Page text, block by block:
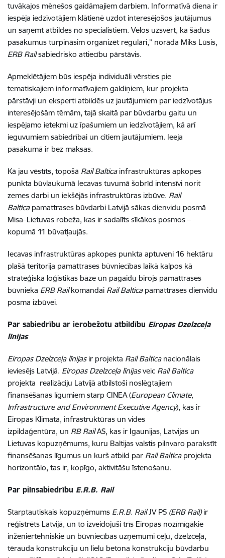
tuvākajos mēnešos gaidāmajiem darbiem. Informatīvā diena ir
iespēja iedzīvotājiem klātienē uzdot interesējošos jautājumus
un saņemt atbildes no speciālistiem. Vēlos uzsvērt, ka šādus
pasākumus turpināsim organizēt regulāri,” norāda Miks Lūsis,
ERB Railsabiedrisko attiecību pārstāvis.
Apmeklētājiem būs iespēja individuāli vērsties pie
tematiskajiem informatīvajiem galdiņiem, kur projekta
pārstāvji un eksperti atbildēs uz jautājumiem par iedzīvotājus
interesējošām tēmām, tajā skaitā par būvdarbu gaitu un
iespējamo ietekmi uz īpašumiem un iedzīvotājiem, kā arī
ieguvumiem sabiedrībai un citiem jautājumiem. Ieeja
pasākumā ir bez maksas.
Kā jau vēstīts, topošā Rail Balticainfrastruktūras apkopes
punkta būvlaukumā Iecavas tuvumā šobrīd intensīvi norit
zemes darbi un iekšējās infrastruktūras izbūve. Rail
Balticapamattrases būvdarbi Latvijā sākas dienvidu posmā
Misa–Lietuvas robeža, kas ir sadalīts sīkākos posmos –
kopumā 11 būvatļaujās.
Iecavas infrastruktūras apkopes punkta aptuveni 16 hektāru
plašā teritorija pamattrases būvniecības laikā kalpos kā
stratēģiska loģistikas bāze un pagaidu birojs pamattrases
būvnieka ERB Railkomandai Rail Balticapamattrases dienvidu
posma izbūvei.
Par sabiedrību ar ierobežotu atbildību Eiropas Dzelzceļa
līnijas
Eiropas Dzelzceļa līnijasir projekta Rail Balticanacionālais
ieviesējs Latvijā. Eiropas Dzelzceļa līnijasveic Rail Baltica
projekta realizāciju Latvijā atbilstoši noslēgtajiem
finansēšanas līgumiem starp CINEA (European Climate,
Infrastructure and Environment Executive Agency), kas ir
Eiropas Klimata, infrastruktūras un vides
izpildaģentūra, un RB RailAS, kas ir Igaunijas, Latvijas un
Lietuvas kopuzņēmums, kuru Baltijas valstis pilnvaro parakstīt
finansēšanas līgumus un kurš atbild par Rail Balticaprojekta
horizontālo, tas ir, kopīgo, aktivitāšu īstenošanu.
Par pilnsabiedrību E.R.B. Rail
Starptautiskais kopuzņēmums E.R.B. RailJV PS (ERB Rail)ir
reģistrēts Latvijā, un to izveidojuši trīs Eiropas nozīmīgākie
inženiertehniskie un būvniecības uzņēmumi ceļu, dzelzceļa,
tērauda konstrukciju un lielu betona konstrukciju būvdarbu